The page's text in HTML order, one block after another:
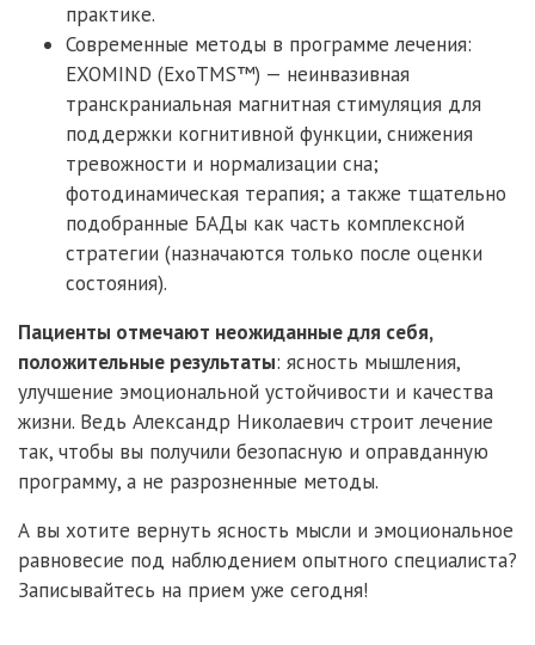
практике.
Современные методы в программе лечения:
EXOMIND (ExoTMS™) — неинвазивная
транскраниальная магнитная стимуляция для
поддержки когнитивной функции, снижения
тревожности и нормализации сна;
фотодинамическая терапия; а также тщательно
подобранные БАДы как часть комплексной
стратегии (назначаются только после оценки
состояния).
Пациенты отмечают неожиданные для себя,
положительные результаты: ясность мышления,
улучшение эмоциональной устойчивости и качества
жизни. Ведь Александр Николаевич строит лечение
так, чтобы вы получили безопасную и оправданную
программу, а не разрозненные методы.
А вы хотите вернуть ясность мысли и эмоциональное
равновесие под наблюдением опытного специалиста?
Записывайтесь на прием уже сегодня!